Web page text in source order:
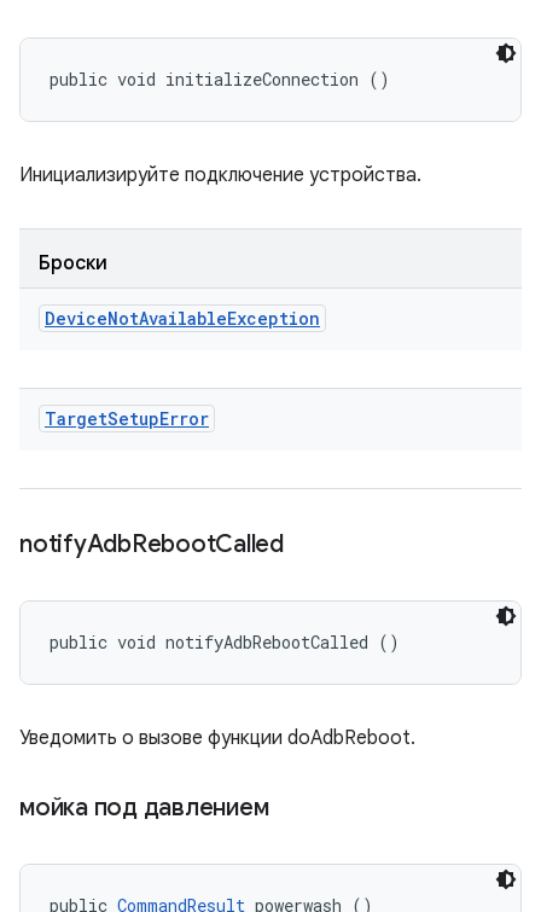
public void initializeConnection ()
Инициализируйте подключение устройства.
Броски
DeviceNotAvailableException
TargetSetupError
notifyAdbRebootCalled
public void notifyAdbRebootCalled ()
Уведомить о вызове функции doAdbReboot.
мойка под давлением
public CommandResult powerwash ()